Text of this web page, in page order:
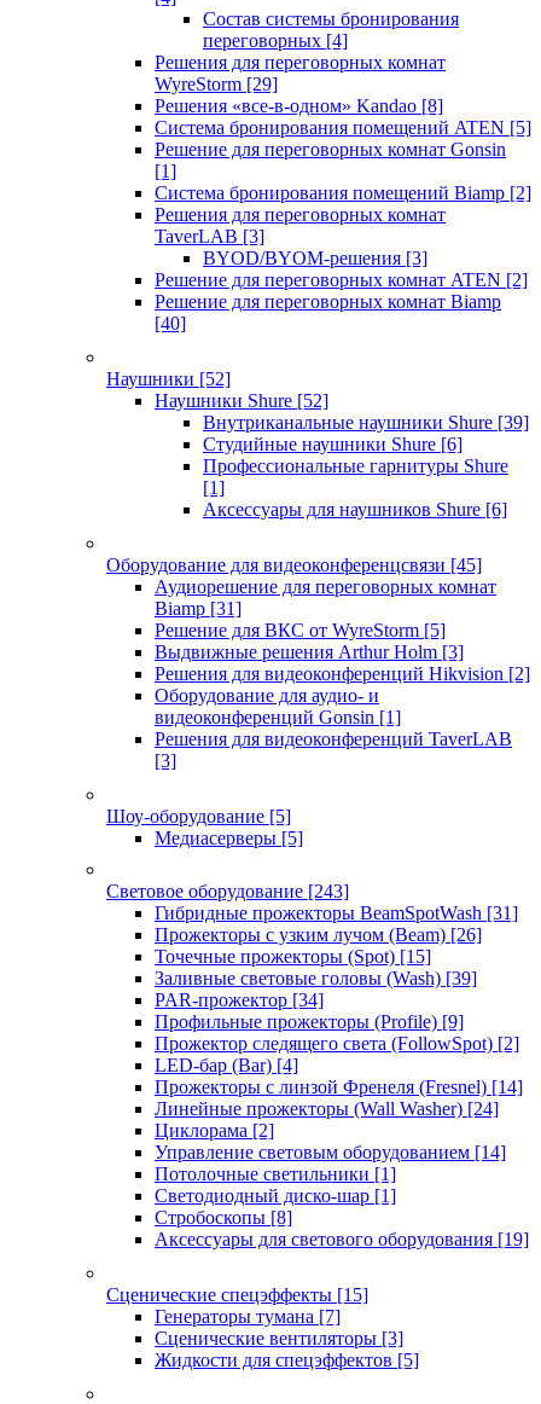
Состав системы бронирования
переговорных [4]
Решения для переговорных комнат
WyreStorm [29]
Решения «все-в-одном» Kandao [8]
Система бронирования помещений ATEN [5]
Решение для переговорных комнат Gonsin
[1]
Система бронирования помещений Biamp [2]
Решения для переговорных комнат
TaverLAB [3]
BYOD/BYOM-решения [3]
Решение для переговорных комнат ATEN [2]
Решение для переговорных комнат Biamp
[40]
Наушники [52]
Наушники Shure [52]
Внутриканальные наушники Shure [39]
Студийные наушники Shure [6]
Профессиональные гарнитуры Shure
[1]
Аксессуары для наушников Shure [6]
Оборудование для видеоконференцсвязи [45]
Аудиорешение для переговорных комнат
Biamp [31]
Решение для ВКС от WyreStorm [5]
Выдвижные решения Arthur Holm [3]
Решения для видеоконференций Hikvision [2]
Оборудование для аудио- и
видеоконференций Gonsin [1]
Решения для видеоконференций TaverLAB
[3]
Шоу-оборудование [5]
Медиасерверы [5]
Световое оборудование [243]
Гибридные прожекторы BeamSpotWash [31]
Прожекторы с узким лучом (Beam) [26]
Точечные прожекторы (Spot) [15]
Заливные световые головы (Wash) [39]
PAR-прожектор [34]
Профильные прожекторы (Profile) [9]
Прожектор следящего света (FollowSpot) [2]
LED-бар (Bar) [4]
Прожекторы с линзой Френеля (Fresnel) [14]
Линейные прожекторы (Wall Washer) [24]
Циклорама [2]
Управление световым оборудованием [14]
Потолочные светильники [1]
Светодиодный диско-шар [1]
Стробоскопы [8]
Аксессуары для светового оборудования [19]
Сценические спецэффекты [15]
Генераторы тумана [7]
Сценические вентиляторы [3]
Жидкости для спецэффектов [5]